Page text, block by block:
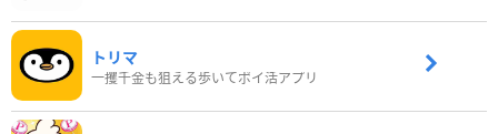
トリマ
一攫千金も狙える歩いてポイ活アプリ